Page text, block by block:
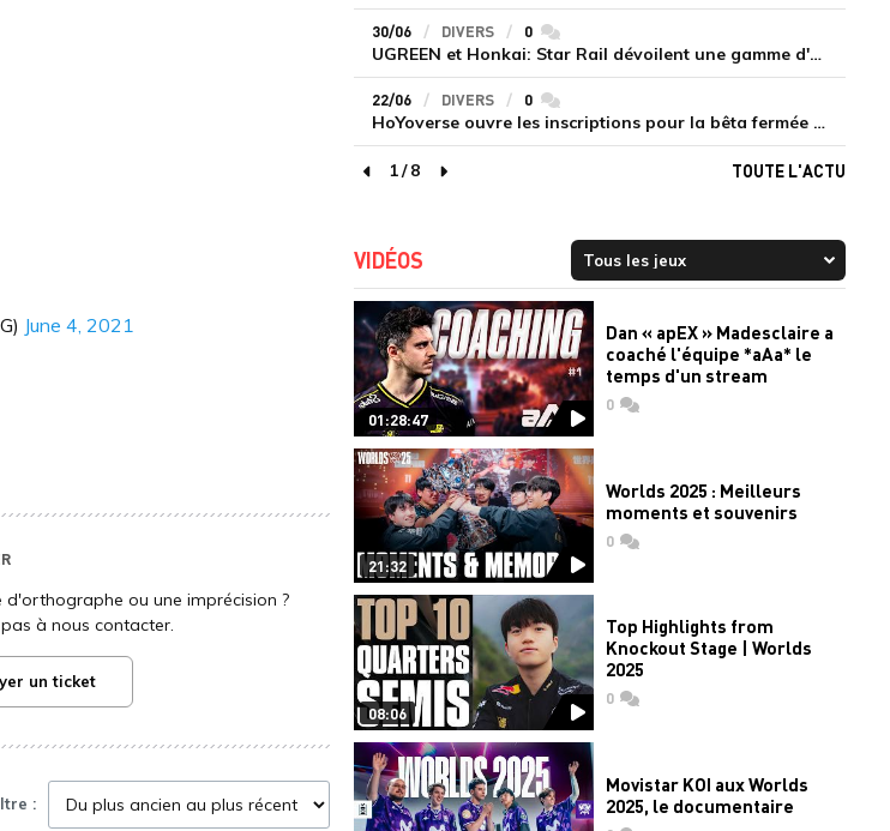
June 4, 2021
d'orthographe ou une imprécision ?
à nous contacter.
un ticket
:
30/06 DIVERS 0commentaires
UGREEN et Honkai: Star Rail dévoilent une gamme d'accessoires de recharge en édition limitée
22/06 DIVERS 0commentaires
HoYoverse ouvre les inscriptions pour la bêta fermée de Honkai : Nexus Anima
page précédente
1/8
page suivante
TOUTE L'ACTU
VIDÉOS
01:28:47
Dan « apEX » Madesclaire a
coaché l'équipe *aAa* le
temps d'un stream
0commentaires
21:32
Worlds 2025 : Meilleurs
moments et souvenirs
0commentaires
08:06
Top Highlights from
Knockout Stage | Worlds
2025
0commentaires
Movistar KOI aux Worlds
2025, le documentaire